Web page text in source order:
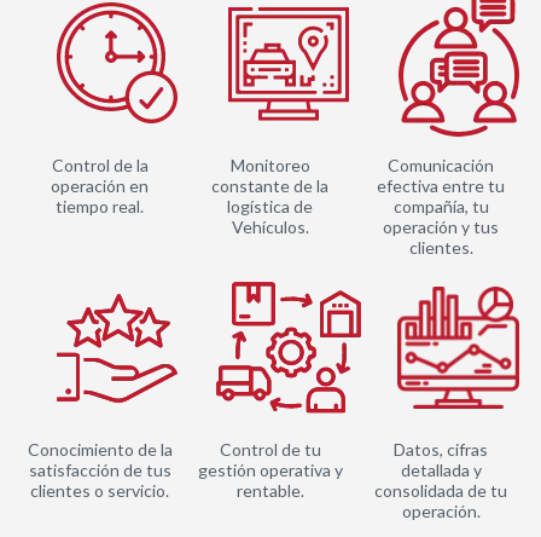
Control de la
operación en
tiempo real.
Monitoreo
constante de la
logística de
Vehículos.
Comunicación
efectiva entre tu
compañía, tu
operación y tus
clientes.
Conocimiento de la
satisfacción de tus
clientes o servicio.
Control de tu
gestión operativa y
rentable.
Datos, cifras
detallada y
consolidada de tu
operación.